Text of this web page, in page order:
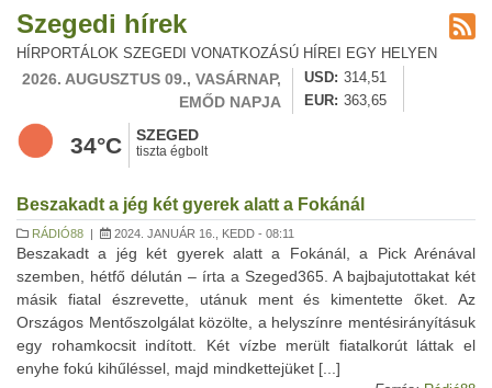
Szegedi hírek
HÍRPORTÁLOK SZEGEDI VONATKOZÁSÚ HÍREI EGY HELYEN
2026. AUGUSZTUS 09., VASÁRNAP,
EMŐD NAPJA
USD
314,51
EUR
363,65
34°C SZEGED
tiszta égbolt
Beszakadt a jég két gyerek alatt a Fokánál
RÁDIÓ88 | 2024. JANUÁR 16., KEDD - 08:11
Beszakadt a jég két gyerek alatt a Fokánál, a Pick Arénával
szemben, hétfő délután – írta a Szeged365. A bajbajutottakat két
másik fiatal észrevette, utánuk ment és kimentette őket. Az
Országos Mentőszolgálat közölte, a helyszínre mentésirányításuk
egy rohamkocsit indított. Két vízbe merült fiatalkorút láttak el
enyhe fokú kihűléssel, majd mindkettejüket [...]